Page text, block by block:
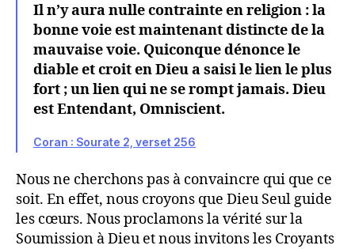
Il n’y aura nulle contrainte en religion : la
bonne voie est maintenant distincte de la
mauvaise voie. Quiconque dénonce le
diable et croit en Dieu a saisi le lien le plus
fort ; un lien qui ne se rompt jamais. Dieu
est Entendant, Omniscient.
Coran : Sourate 2, verset 256
Nous ne cherchons pas à convaincre qui que ce
soit. En effet, nous croyons que Dieu Seul guide
les cœurs. Nous proclamons la vérité sur la
Soumission à Dieu et nous invitons les Croyants